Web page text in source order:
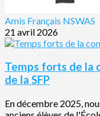
Amis Français NSWAS
21 avril 2026
Temps forts de la
de la SFP
En décembre 2025,